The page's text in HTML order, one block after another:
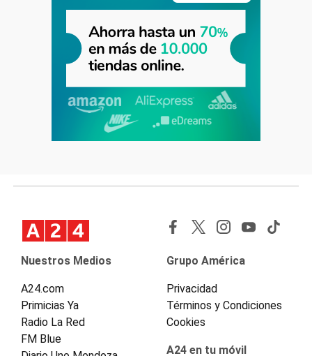
Nuestros Medios
A24.com
Primicias Ya
Radio La Red
FM Blue
Grupo América
Privacidad
Términos y Condiciones
Cookies
A24 en tu móvil